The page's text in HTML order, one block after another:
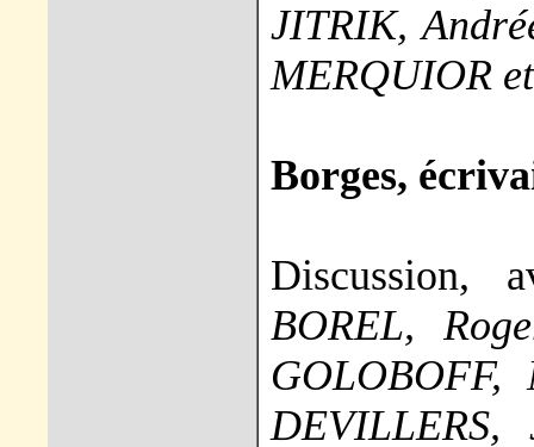
JITRIK,
MERQUIOR
Borges,
Discussion,
BOREL,
GOLOBOFF,
DEVILLERS,